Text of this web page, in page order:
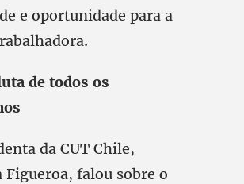
e oportunidade para a
de todos os
da CUT Chile,
Figueroa, falou sobre o